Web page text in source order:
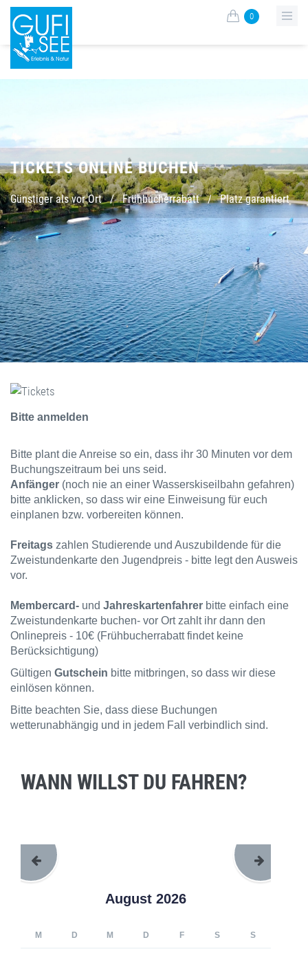
0
TICKETS ONLINE BUCHEN
Günstiger als vor Ort / Frühbucherrabatt / Platz garantiert
Bitte anmelden
Bitte plant die Anreise so ein, dass ihr 30 Minuten vor dem
Buchungszeitraum bei uns seid.
Anfänger (noch nie an einer Wasserskiseilbahn gefahren)
bitte anklicken, so dass wir eine Einweisung für euch
einplanen bzw. vorbereiten können.
Freitags zahlen Studierende und Auszubildende für die
Zweistundenkarte den Jugendpreis - bitte legt den Ausweis
vor.
Membercard- und Jahreskartenfahrer bitte einfach eine
Zweistundenkarte buchen- vor Ort zahlt ihr dann den
Onlinepreis - 10€ (Frühbucherrabatt findet keine
Berücksichtigung)
Gültigen Gutschein bitte mitbringen, so dass wir diese
einlösen können.
Bitte beachten Sie, dass diese Buchungen
wetterunabhängig und in jedem Fall verbindlich sind.
WANN WILLST DU FAHREN?
August 2026
M D M D F S S